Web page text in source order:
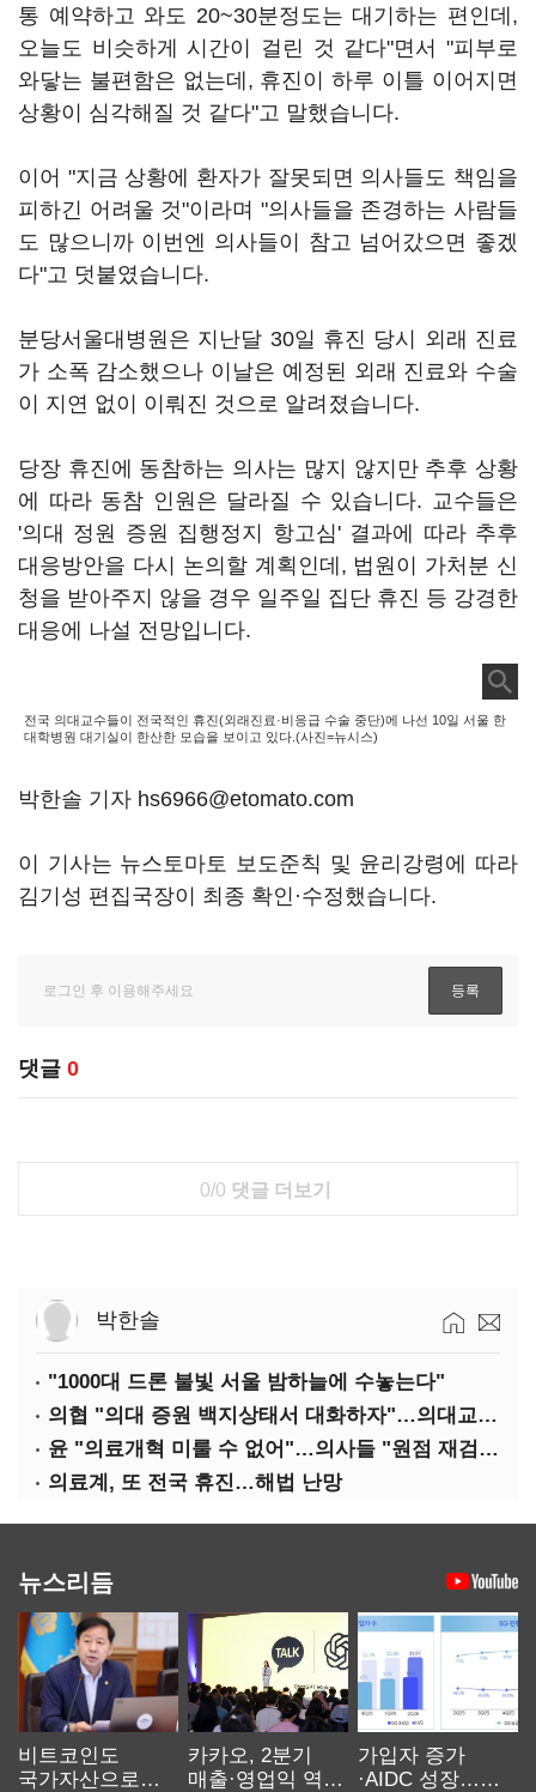
통 예약하고 와도 20~30분정도는 대기하는 편인데,
오늘도 비슷하게 시간이 걸린 것 같다"면서 "피부로
와닿는 불편함은 없는데, 휴진이 하루 이틀 이어지면
상황이 심각해질 것 같다"고 말했습니다.
이어 "지금 상황에 환자가 잘못되면 의사들도 책임을
피하긴 어려울 것"이라며 "의사들을 존경하는 사람들
도 많으니까 이번엔 의사들이 참고 넘어갔으면 좋겠
다"고 덧붙였습니다.
분당서울대병원은 지난달 30일 휴진 당시 외래 진료
가 소폭 감소했으나 이날은 예정된 외래 진료와 수술
이 지연 없이 이뤄진 것으로 알려졌습니다.
당장 휴진에 동참하는 의사는 많지 않지만 추후 상황
에 따라 동참 인원은 달라질 수 있습니다. 교수들은
'의대 정원 증원 집행정지 항고심' 결과에 따라 추후
대응방안을 다시 논의할 계획인데, 법원이 가처분 신
청을 받아주지 않을 경우 일주일 집단 휴진 등 강경한
대응에 나설 전망입니다.
전국 의대교수들이 전국적인 휴진(외래진료·비응급 수술 중단)에 나선 10일 서울 한
대학병원 대기실이 한산한 모습을 보이고 있다.(사진=뉴시스)
박한솔 기자 hs6966@etomato.com
이 기사는 뉴스토마토 보도준칙 및 윤리강령에 따라
김기성 편집국장이 최종 확인·수정했습니다.
댓글 0
0/0 댓글 더보기
박한솔
"1000대 드론 불빛 서울 밤하늘에 수놓는다"
의협 "의대 증원 백지상태서 대화하자"…의대교수, 집단 휴진
윤 "의료개혁 미룰 수 없어"…의사들 "원점 재검토"
의료계, 또 전국 휴진…해법 난망
뉴스리듬
비트코인도
국가자산으로…'
카카오, 2분기
매출·영업익 역대
가입자 증가
·AIDC 성장…